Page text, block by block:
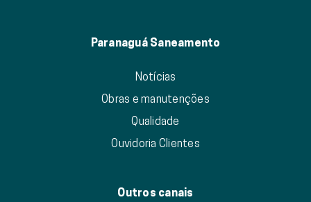
Paranaguá Saneamento
Notícias
Obras e manutenções
Qualidade
Ouvidoria Clientes
Outros canais